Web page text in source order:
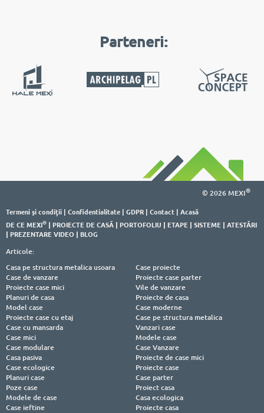
Parteneri:
© 2026 MEXI®
Termeni şi condiţii | Confidentialitate | GDPR | Contact | Acasă
DE CE MEXI® | PROIECTE DE CASĂ | PORTOFOLIU | ETAPE | SISTEME | ATESTĂRI
| PREZENTARE VIDEO | BLOG
Articole:
Casa pe structura metalica usoara
Case de vanzare
Proiecte case mici
Planuri de casa
Model case
Proiecte case cu etaj
Case cu mansarda
Case mici
Case modulare
Casa pasiva
Case proiecte
Proiecte case parter
Vile de vanzare
Proiecte de casa
Case moderne
Case pe structura metalica
Vanzari case
Modele case
Case Vanzare
Proiecte de case mici
Case ecologice
Planuri case
Poze case
Modele de case
Case ieftine
Proiecte case
Case parter
Proiect casa
Casa ecologica
Proiecte casa